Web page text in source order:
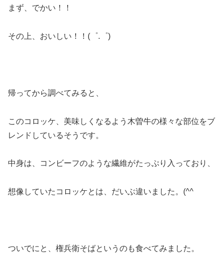
まず、でかい！！
その上、おいしい！！(゜.゜)
帰ってから調べてみると、
このコロッケ、美味しくなるよう木曽牛の様々な部位をブ
レンドしているそうです。
中身は、コンビーフのような繊維がたっぷり入っており、
想像していたコロッケとは、だいぶ違いました。(^^ゞ
ついでにと、権兵衛そばというのも食べてみました。